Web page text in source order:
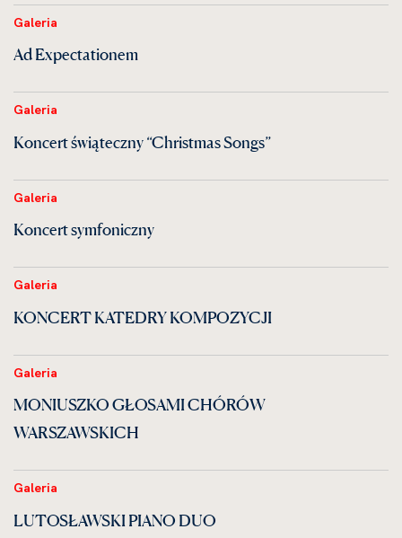
Galeria
Ad Expectationem
Galeria
Koncert świąteczny “Christmas Songs”
Galeria
Koncert symfoniczny
Galeria
KONCERT KATEDRY KOMPOZYCJI
Galeria
MONIUSZKO GŁOSAMI CHÓRÓW
WARSZAWSKICH
Galeria
LUTOSŁAWSKI PIANO DUO